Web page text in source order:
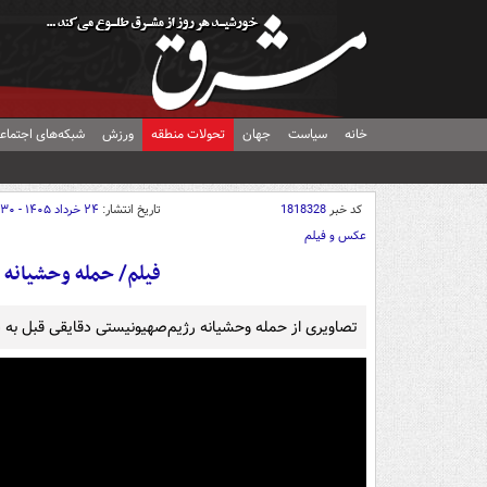
خانه سیاست جهان تحولات منطقه ورزش شبکه‌های
کد خبر1818328 تاریخ انتشار: ۲۴ خرداد ۱۴۰۵ - ۱۴:۳۰
عکس و فیلم
فیلم/ حمله
تصاویری از حمله وحشیانه رژیم‌صهیونیستی دقایقی قبل